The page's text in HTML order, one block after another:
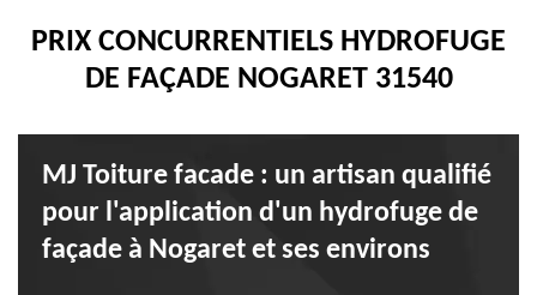
PRIX CONCURRENTIELS HYDROFUGE
DE FAÇADE NOGARET 31540
MJ Toiture facade : un artisan qualifié
pour l'application d'un hydrofuge de
façade à Nogaret et ses environs